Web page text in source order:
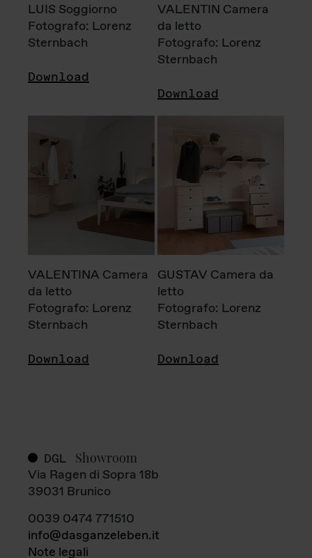
LUIS Soggiorno
Fotografo: Lorenz
Sternbach
Download
VALENTIN Camera
da letto
Fotografo: Lorenz
Sternbach
Download
VALENTINA Camera
da letto
Fotografo: Lorenz
Sternbach
Download
GUSTAV Camera da
letto
Fotografo: Lorenz
Sternbach
Download
DGL Showroom
Via Ragen di Sopra 18b
39031 Brunico
0039 0474 771510
info@dasganzeleben.it
Note legali